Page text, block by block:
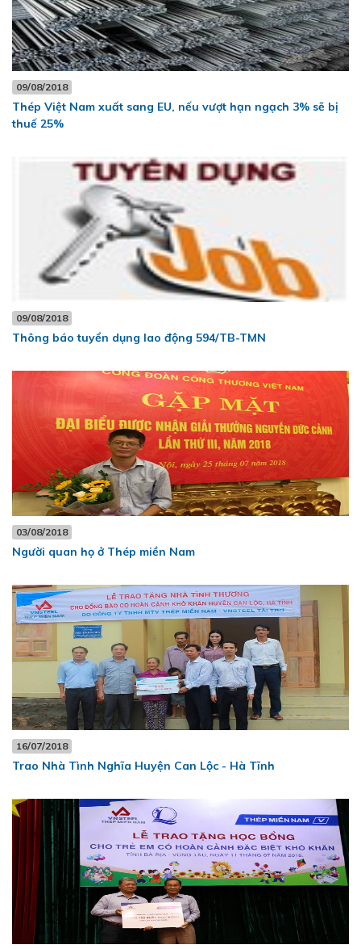
09/08/2018
Thép Việt Nam xuất sang EU, nếu vượt hạn ngạch 3% sẽ bị
thuế 25%
09/08/2018
Thông báo tuyển dụng lao động 594/TB-TMN
03/08/2018
Người quan họ ở Thép miền Nam
16/07/2018
Trao Nhà Tình Nghĩa Huyện Can Lộc - Hà Tĩnh